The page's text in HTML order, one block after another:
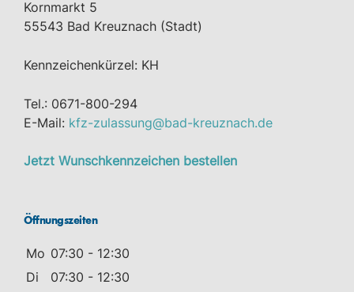
Kornmarkt 5
55543 Bad Kreuznach (Stadt)
Kennzeichenkürzel: KH
Tel.: 0671-800-294
E-Mail: kfz-zulassung@bad-kreuznach.de
Jetzt Wunschkennzeichen bestellen
Öffnungszeiten
Mo 07:30 - 12:30
Di
07:30 - 12:30